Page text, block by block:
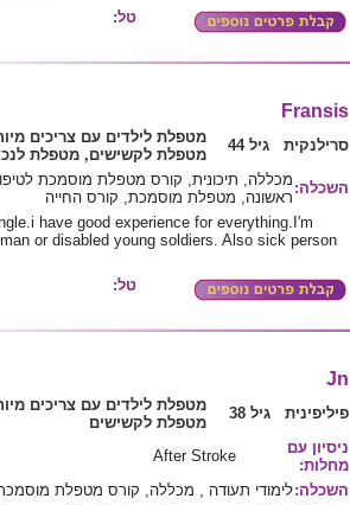
טל:
Fransis
סרילנקית גיל 44
מטפלת לילדים עם צריכים
מטפלת לקשישים, מטפלת
השכלה:מכללה, תיכונית, קורס מטפלת מוסמכת
ראשונה, מטפלת מוסמכת, קורס החייה
have good experience for everything.I'm
or disabled young soldiers. Also sick person
טל:
Jn
פיליפינית גיל 38
מטפלת לילדים עם צריכים
מטפלת לקשישים
ניסיון עם
מחלות:
After Stroke
השכלה:לימודי תעודה , מכללה, קורס מטפלת